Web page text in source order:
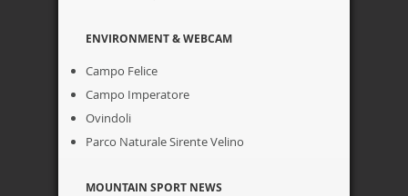
ENVIRONMENT & WEBCAM
Campo Felice
Campo Imperatore
Ovindoli
Parco Naturale Sirente Velino
MOUNTAIN SPORT NEWS